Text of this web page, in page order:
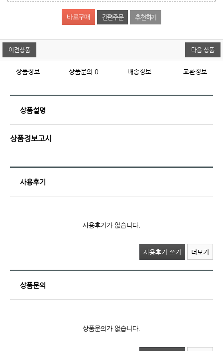
간편주문 추천하기
이전상품 다음 상품
상품정보 상품문의 0 배송정보 교환정보
상품설명
상품정보고시
사용후기
사용후기가 없습니다.
사용후기 쓰기 더보기
상품문의
상품문의가 없습니다.